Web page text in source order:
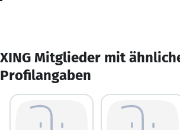
XING Mitglieder mit
Profilangaben